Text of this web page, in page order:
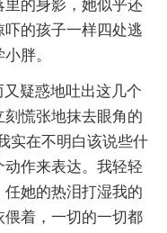
的身影，她似乎还
的孩子一样四处逃
胖。
疑惑地吐出这几个
慌张地抹去眼角的
实在不明白该说些什
作来表达。我轻轻
她的热泪打湿我的
着，一切的一切都